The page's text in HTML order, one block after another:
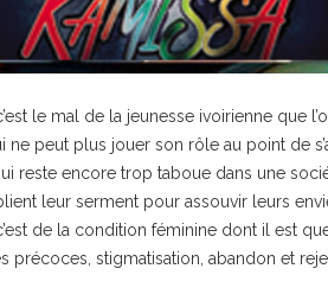
c’est le mal de la jeunesse ivoirienne que
ne peut plus jouer son rôle au point de
reste encore trop taboue dans une
leur serment pour assouvir leurs
c’est de la condition féminine dont il est
précoces, stigmatisation, abandon et